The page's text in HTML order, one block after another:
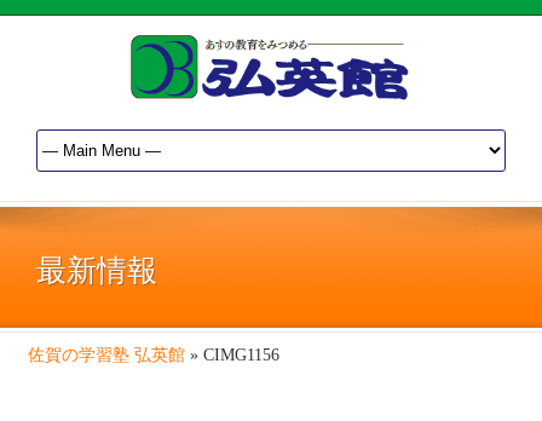
最新情報
佐賀の学習塾 弘英館 » CIMG1156